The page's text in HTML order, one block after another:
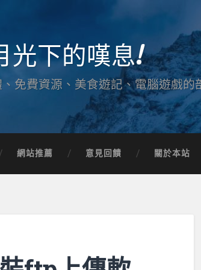
光下的嘆息!
免費資源、美食遊記、電腦遊戲的
網站推薦 意見回饋 關於本站